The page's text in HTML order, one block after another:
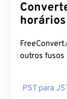
horários
outros fusos
PST para